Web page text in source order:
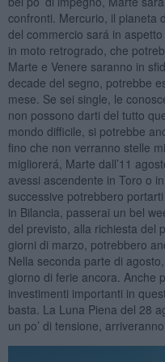
confronti. Mercurio, il pianeta
del commercio sará in
in moto retrogrado, che
Marte e Venere saranno in
decade del segno, potrebbe
mese. Se sei single, le
non possono darti del tutto
mondo difficile, si potrebbe
fino che non verranno stelle
migliorerá, Marte dall’11
avessi ascendente in Toro o
successive potrebbero
in Bilancia, passerai un bel
del previsto, alla richiesta del
giorni di marzo, potrebbero
Nella seconda parte di
giorno di ferie ancora. Anche
investimenti importanti in
basta. La Luna Piena del 28
un po’ di tensione,